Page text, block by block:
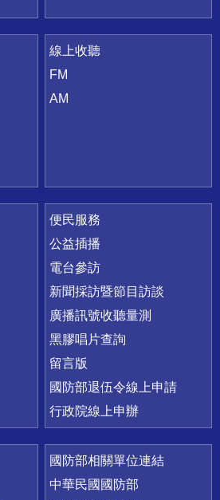
線上收聽
FM
AM
便民服務
公益插播
電台參訪
新聞採訪暨節目訪談
廣播訊號收聽量測
黑膠唱片查詢
留言版
國防部退伍令線上申請
行政院線上申辦
國防部相關單位連結
中華民國國防部